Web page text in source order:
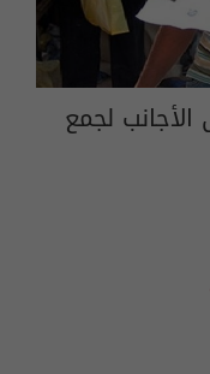
لجمع